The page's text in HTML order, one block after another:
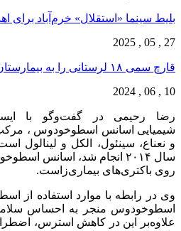
بلیط سینما «استقلال» خرم‌آباد برای
27 , 05 , 2025
قارچ‌ سمی ۱۸ لرستانی را به بیمارستان کشاند
10 , 06 , 2024
رضا رحیمی در گفت‌وگو با
شیمیایی اسانس اسطوخودوس ، مرکب
و نعناع، سینئول، الکل و لینالول
سال ۲۰۱۴ انجام شد، اسانس
روی باکتری‌های بیماری‌زاست.
وی در رابطه با موارد استفاده از
اسطوخودوس منجر به احساس
علاوه‌بر این در کاهش استرس،